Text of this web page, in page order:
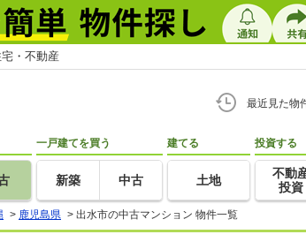
・不動産
最近見た物
一戸建てを買う
新築 中古
建てる
土地
投資する
不動
投資
> 鹿児島県 > 出水市の中古マンション 物件一覧